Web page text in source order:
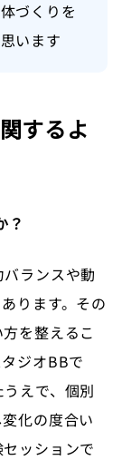
づくりを
います
するよ
？
ランスや動
ります。その
を整えるこ
ジオBBで
えで、個別
化の度合い
ッションで